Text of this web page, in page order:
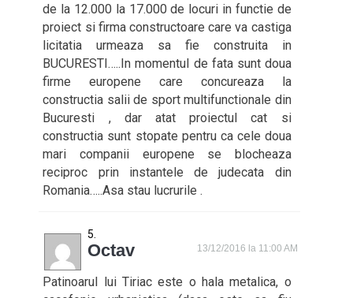
de la 12.000 la 17.000 de locuri in functie de
proiect si firma constructoare care va castiga
licitatia urmeaza sa fie construita in
BUCURESTI…..In momentul de fata sunt doua
firme europene care concureaza la
constructia salii de sport multifunctionale din
Bucuresti , dar atat proiectul cat si
constructia sunt stopate pentru ca cele doua
mari companii europene se blocheaza
reciproc prin instantele de judecata din
Romania…..Asa stau lucrurile .
Octav 13/12/2016 la 11:00 AM
Patinoarul lui Tiriac este o hala metalica, o